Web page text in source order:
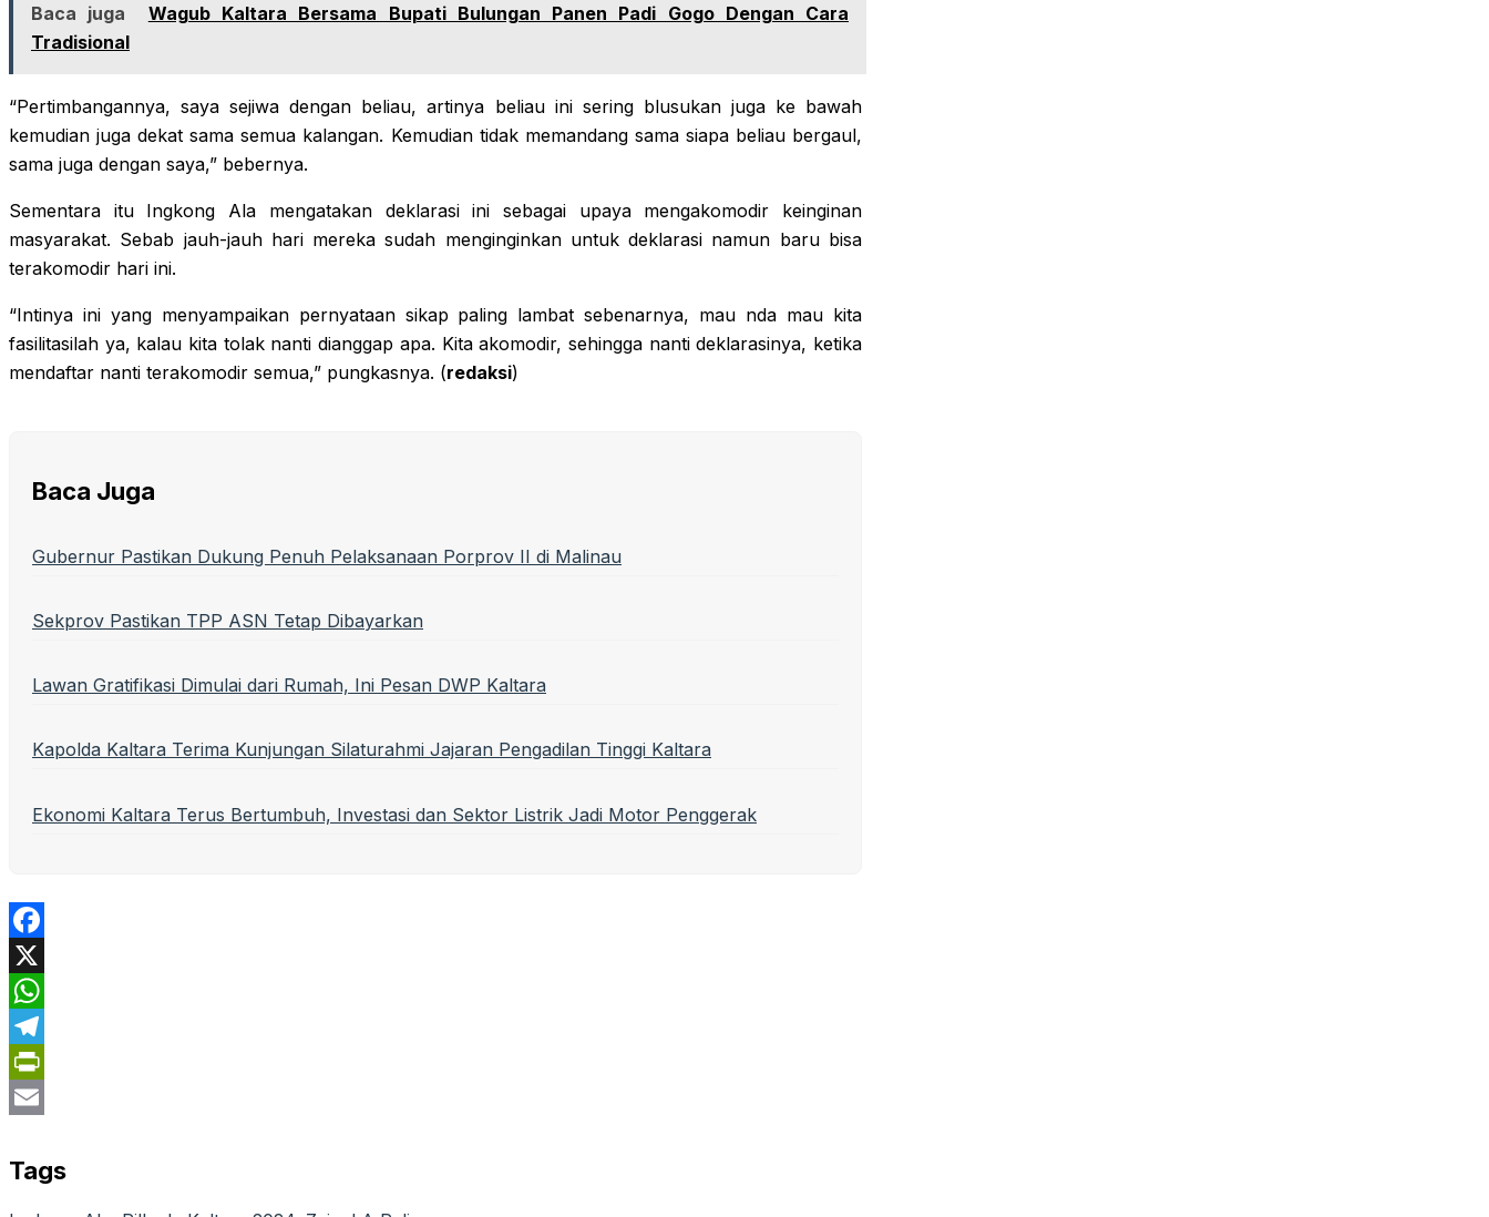
Baca juga
Wagub Kaltara Bersama Bupati Bulungan Panen Padi Gogo Dengan Cara
Tradisional
“Pertimbangannya, saya sejiwa dengan beliau, artinya beliau ini sering blusukan juga ke bawah
kemudian juga dekat sama semua kalangan. Kemudian tidak memandang sama siapa beliau bergaul,
sama juga dengan saya,” bebernya.
Sementara itu Ingkong Ala mengatakan deklarasi ini sebagai upaya mengakomodir keinginan
masyarakat. Sebab jauh-jauh hari mereka sudah menginginkan untuk deklarasi namun baru bisa
terakomodir hari ini.
“Intinya ini yang menyampaikan pernyataan sikap paling lambat sebenarnya, mau nda mau kita
fasilitasilah ya, kalau kita tolak nanti dianggap apa. Kita akomodir, sehingga nanti deklarasinya, ketika
mendaftar nanti terakomodir semua,” pungkasnya. (redaksi)
Baca Juga
Gubernur Pastikan Dukung Penuh Pelaksanaan Porprov II di Malinau
Sekprov Pastikan TPP ASN Tetap Dibayarkan
Lawan Gratifikasi Dimulai dari Rumah, Ini Pesan DWP Kaltara
Kapolda Kaltara Terima Kunjungan Silaturahmi Jajaran Pengadilan Tinggi Kaltara
Ekonomi Kaltara Terus Bertumbuh, Investasi dan Sektor Listrik Jadi Motor Penggerak
Facebook
X
WhatsApp
Telegram
PrintFriendly
Tags